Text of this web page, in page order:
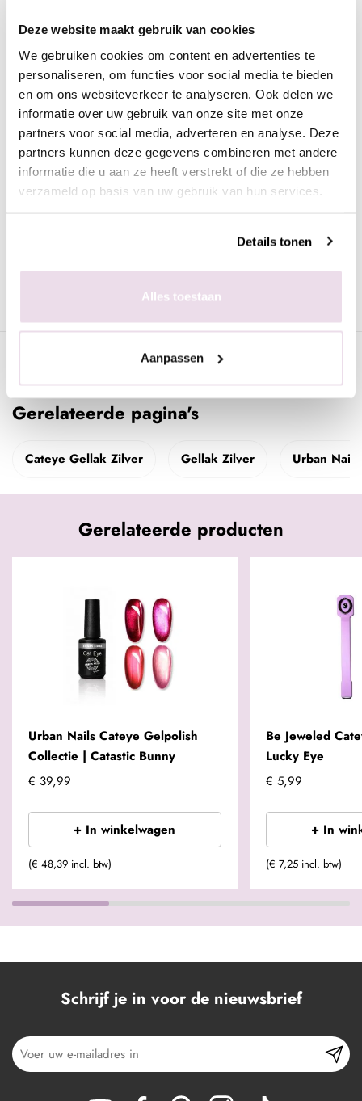
Deze website maakt gebruik van cookies
We gebruiken cookies om content en advertenties te
personaliseren, om functies voor social media te bieden
en om ons websiteverkeer te analyseren. Ook delen we
informatie over uw gebruik van onze site met onze
partners voor social media, adverteren en analyse. Deze
partners kunnen deze gegevens combineren met andere
informatie die u aan ze heeft verstrekt of die ze hebben
verzameld op basis van uw gebruik van hun services.
Details tonen
Alles toestaan
Aanpassen
Urban Nails | Magneet Q
Ook zo'n fan van cateye gelpolish? Met deze Urban Nails
Magneet Q wordt jouw design nog specialer!
Werkwijze:
Na het aanbrengen van je basisproduct lak je de nagels met
een eerste laag Cateye Gelpolish. Deze hard je 60 seconden
uit in een LED/UV lamp. Vervolgens lak je 1 nagel met een
60 seconden. Het beste is de nagels om en om te lakken en te
bewerken met het magneet. Zo krijg je het mooiste resultaat.
Als je tevreden bent lak je de nagels af met een topcoat naar
Gerelateerde pagina's
Cateye Gellak Zilver Gellak Zilver Urban
Gerelateerde producten
Urban Nails Cateye Gelpolish
Collectie | Catastic Bunny
€ 39,99
+ In winkelwagen
(€ 48,39 incl. btw)
Be Jeweled
Lucky Eye
€ 5,99
+ In
(€ 7,25 incl. btw)
Schrijf je in voor de nieuwsbrief